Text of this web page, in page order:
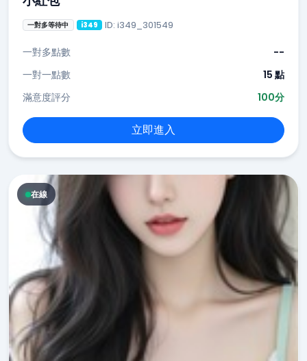
一對多等待中 i349 ID: i349_301549
一對多點數
--
一對一點數
15 點
滿意度評分
100分
立即進入
在線